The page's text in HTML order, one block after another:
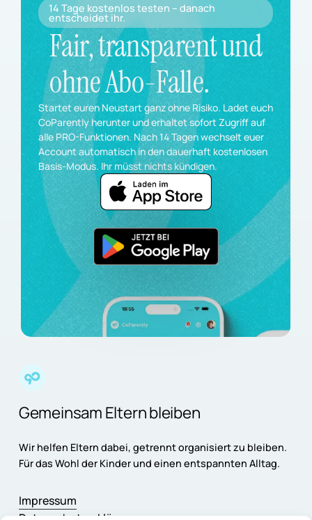
14 Tage kostenlos testen – danach
entscheidet ihr.
Fair, transparent und
ohne Abo-Falle.
Startet euren Neustart ganz ohne Risiko. Ladet euch
CoParently herunter und erhaltet sofort Zugriff auf
alle PRO-Funktionen. Nach 14 Tagen wechselt euer
Account automatisch in den dauerhaft kostenlosen
Basis-Modus. Ihr müsst nichts kündigen.
Gemeinsam Eltern bleiben
Wir helfen Eltern dabei, getrennt organisiert zu bleiben.
Für das Wohl der Kinder und einen entspannten Alltag.
Impressum